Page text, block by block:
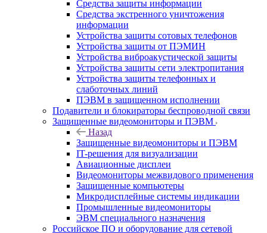
Средства защиты информации
Средства экстренного уничтожения
информации
Устройства защиты сотовых телефонов
Устройства защиты от ПЭМИН
Устройства виброакустической защиты
Устройства защиты сети электропитания
Устройства защиты телефонных и
слаботочных линий
ПЭВМ в защищенном исполнении
Подавители и блокираторы беспроводной связи
Защищенные видеомониторы и ПЭВМ
Назад
Защищенные видеомониторы и ПЭВМ
IT-решения для визуализации
Авиационные дисплеи
Видеомониторы межвидового применения
Защищенные компьютеры
Микродисплейные системы индикации
Промышленные видеомониторы
ЭВМ специального назначения
Российское ПО и оборудование для сетевой